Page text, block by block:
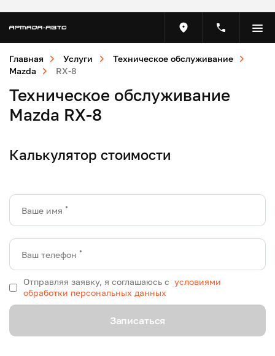
Главная Услуги
Техническое обслуживание
Mazda
RX-8
Техническое обслуживание
Mazda RX-8
Калькулятор стоимости
Ваше имя *
Ваш телефон *
Записаться
Отправляя заявку, я соглашаюсь с условиями
обработки персональных данных